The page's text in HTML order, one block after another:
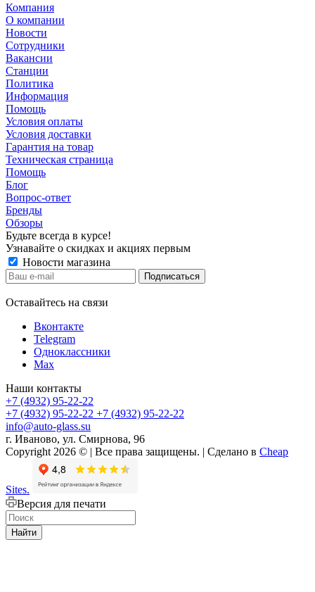
Компания
О компании
Новости
Сотрудники
Вакансии
Станции
Политика
Информация
Помощь
Условия оплаты
Условия доставки
Гарантия на товар
Техническая страница
Помощь
Блог
Вопрос-ответ
Бренды
Обзоры
Будьте всегда в курсе!
Узнавайте о скидках и акциях первым
Новости магазина
Оставайтесь на связи
Вконтакте
Telegram
Одноклассники
Max
Наши контакты
+7 (4932) 95-22-22
+7 (4932) 95-22-22 +7 (4932) 95-22-22
info@auto-glass.su
г. Иваново, ул. Смирнова, 96
Copyright 2026 © | Все права защищены. | Сделано в Cheap
Sites.
Версия для печати
Найти